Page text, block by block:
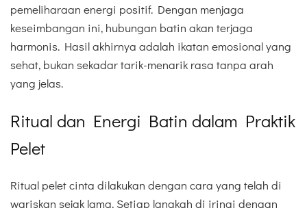
pemeliharaan energi positif. Dengan menjaga
keseimbangan ini, hubungan batin akan terjaga
harmonis. Hasil akhirnya adalah ikatan emosional yang
sehat, bukan sekadar tarik-menarik rasa tanpa arah
yang jelas.
Ritual dan Energi Batin dalam Praktik
Pelet
Ritual pelet cinta dilakukan dengan cara yang telah di
wariskan sejak lama. Setiap langkah di iringi dengan